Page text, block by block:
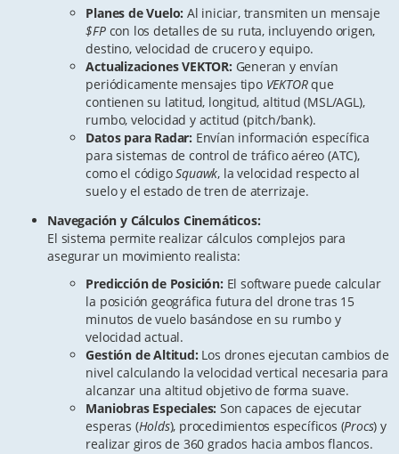
Planes de Vuelo: Al iniciar, transmiten un mensaje
$FPcon los detalles de su ruta, incluyendo origen,
destino, velocidad de crucero y equipo.
Actualizaciones VEKTOR: Generan y envían
periódicamente mensajes tipo VEKTORque
contienen su latitud, longitud, altitud (MSL/AGL),
rumbo, velocidad y actitud (pitch/bank).
Datos para Radar: Envían información específica
para sistemas de control de tráfico aéreo (ATC),
como el códigoSquawk, la velocidad respecto al
suelo y el estado de tren de aterrizaje.
Navegación y Cálculos Cinemáticos:
El sistema permite realizar cálculos complejos para
asegurar un movimiento realista:
Predicción de Posición: El software puede calcular
la posición geográfica futura del drone tras 15
minutos de vuelo basándose en su rumbo y
velocidad actual.
Gestión de Altitud: Los drones ejecutan cambios de
nivel calculando la velocidad vertical necesaria para
alcanzar una altitud objetivo de forma suave.
Maniobras Especiales: Son capaces de ejecutar
esperas (Holds), procedimientos específicos (Procs) y
realizar giros de 360 grados hacia ambos flancos.